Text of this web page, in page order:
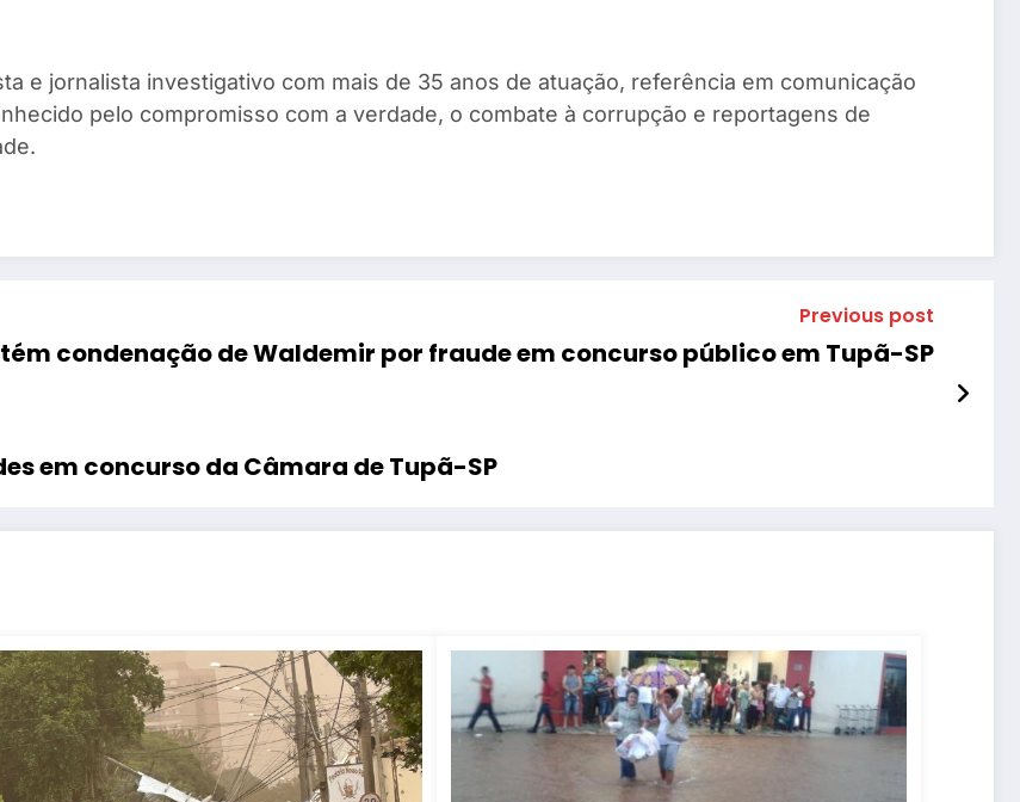
e jornalista investigativo com mais de 35 anos de atuação, referência em comunicação
pelo compromisso com a verdade, o combate à corrupção e reportagens de
Previous post
condenação de Waldemir por fraude em concurso público em Tupã-SP
em concurso da Câmara de Tupã-SP